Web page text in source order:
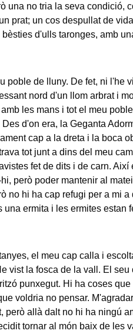
una no tria la seva condició,
prat; un cos despullat de
d'ulls taronges, amb
poble de lluny. De fet, ni l'he
nord d'un llom arbrat i
les mans i tot el meu
d'on era, la Geganta
cap a la dreta i la boca
tot junt a dins del meu
fet de dits i de carn. Així
però poder mantenir al
no hi ha cap refugi per a mi a
una ermita i les ermites estan
el meu cap calla i
vist la fosca de la vall. El seu
punxegut. Hi ha coses
voldria no pensar.
però allà dalt no hi ha ningú
tornar al món baix de les